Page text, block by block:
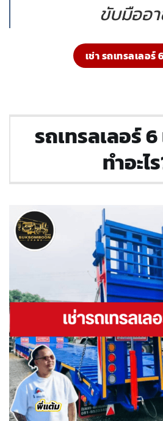
ขับมืออ
เช่า รถเทรลเลอร์
รถเทรลเลอร์ 6
ทำอะไ